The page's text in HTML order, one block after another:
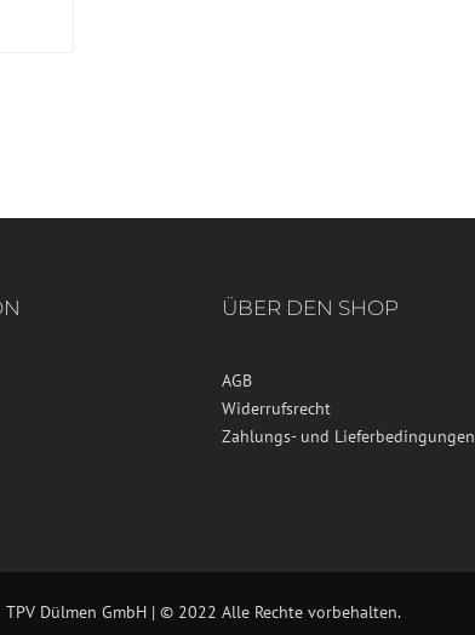
ÜBER DEN SHOP
AGB
Widerrufsrecht
Zahlungs- und Lieferbedingungen
TPV Dülmen GmbH | © 2022 Alle Rechte vorbehalten.